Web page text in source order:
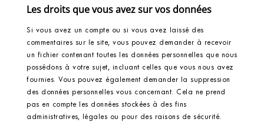
Les droits que vous avez sur vos données
Si vous avez un compte ou si vous avez laissé des
commentaires sur le site, vous pouvez demander à recevoir
un fichier contenant toutes les données personnelles que nous
possédons à votre sujet, incluant celles que vous nous avez
fournies. Vous pouvez également demander la suppression
des données personnelles vous concernant. Cela ne prend
pas en compte les données stockées à des fins
administratives, légales ou pour des raisons de sécurité.